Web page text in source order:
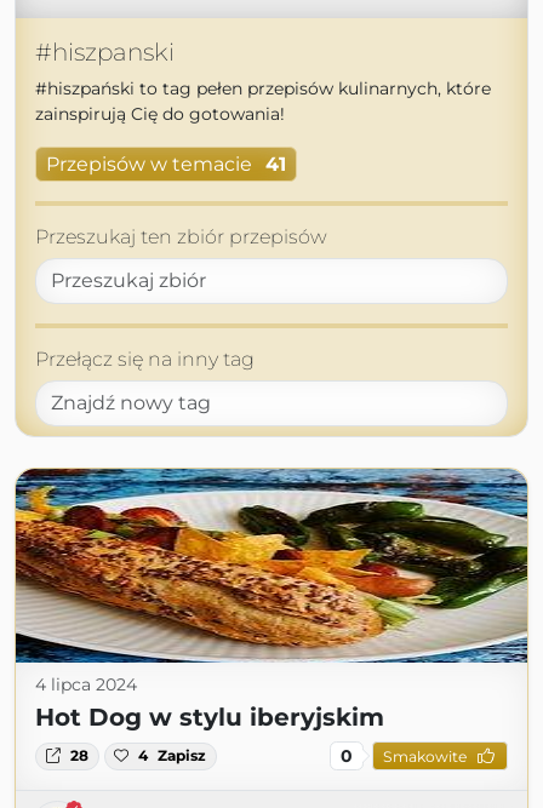
#hiszpanski
#hiszpański to tag pełen przepisów kulinarnych, które
zainspirują Cię do gotowania!
Przepisów w temacie 41
Przeszukaj ten zbiór przepisów
Przełącz się na inny tag
4 lipca 2024
Hot Dog w stylu iberyjskim
28 4 Zapisz 0 Smakowite